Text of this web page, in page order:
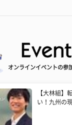
オンラインイベントの参
【大林組】
い！九州の